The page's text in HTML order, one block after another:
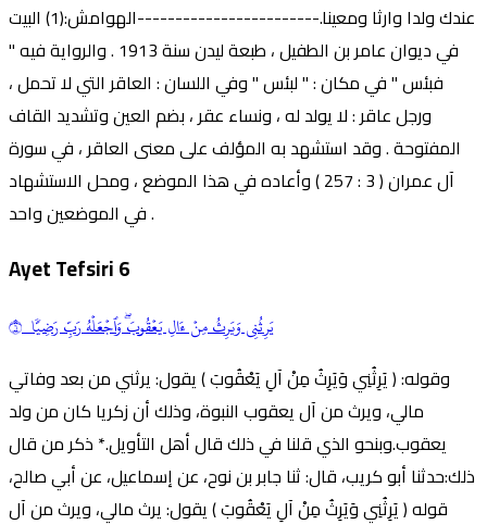
عندك ولدا وارثا ومعينا.------------------------الهوامش:(1) البيت
في ديوان عامر بن الطفيل ، طبعة ليدن سنة 1913 . والرواية فيه "
فبئس " في مكان : " لبئس " وفي اللسان : العاقر التي لا تحمل ،
ورجل عاقر : لا يولد له ، ونساء عقر ، بضم العين وتشديد القاف
المفتوحة . وقد استشهد به المؤلف على معنى العاقر ، في سورة
آل عمران ( 3 : 257 ) وأعاده في هذا الموضع ، ومحل الاستشهاد
في الموضعين واحد .
Ayet Tefsiri6
يَرِثُنِي وَيَرِثُ مِنۡ ءَالِ يَعۡقُوبَۖ وَٱجۡعَلۡهُرَبِّرَضِيّٗا ٦
وقوله: ( يَرِثُنِي وَيَرِثُ مِنْ آلِ يَعْقُوبَ ) يقول: يرثني من بعد وفاتي
مالي، ويرث من آل يعقوب النبوة، وذلك أن زكريا كان من ولد
يعقوب.وبنحو الذي قلنا في ذلك قال أهل التأويل.* ذكر من قال
ذلك:حدثنا أبو كريب، قال: ثنا جابر بن نوح، عن إسماعيل، عن أبي صالح،
قوله ( يَرِثُنِي وَيَرِثُ مِنْ آلِ يَعْقُوبَ ) يقول: يرث مالي، ويرث من آل